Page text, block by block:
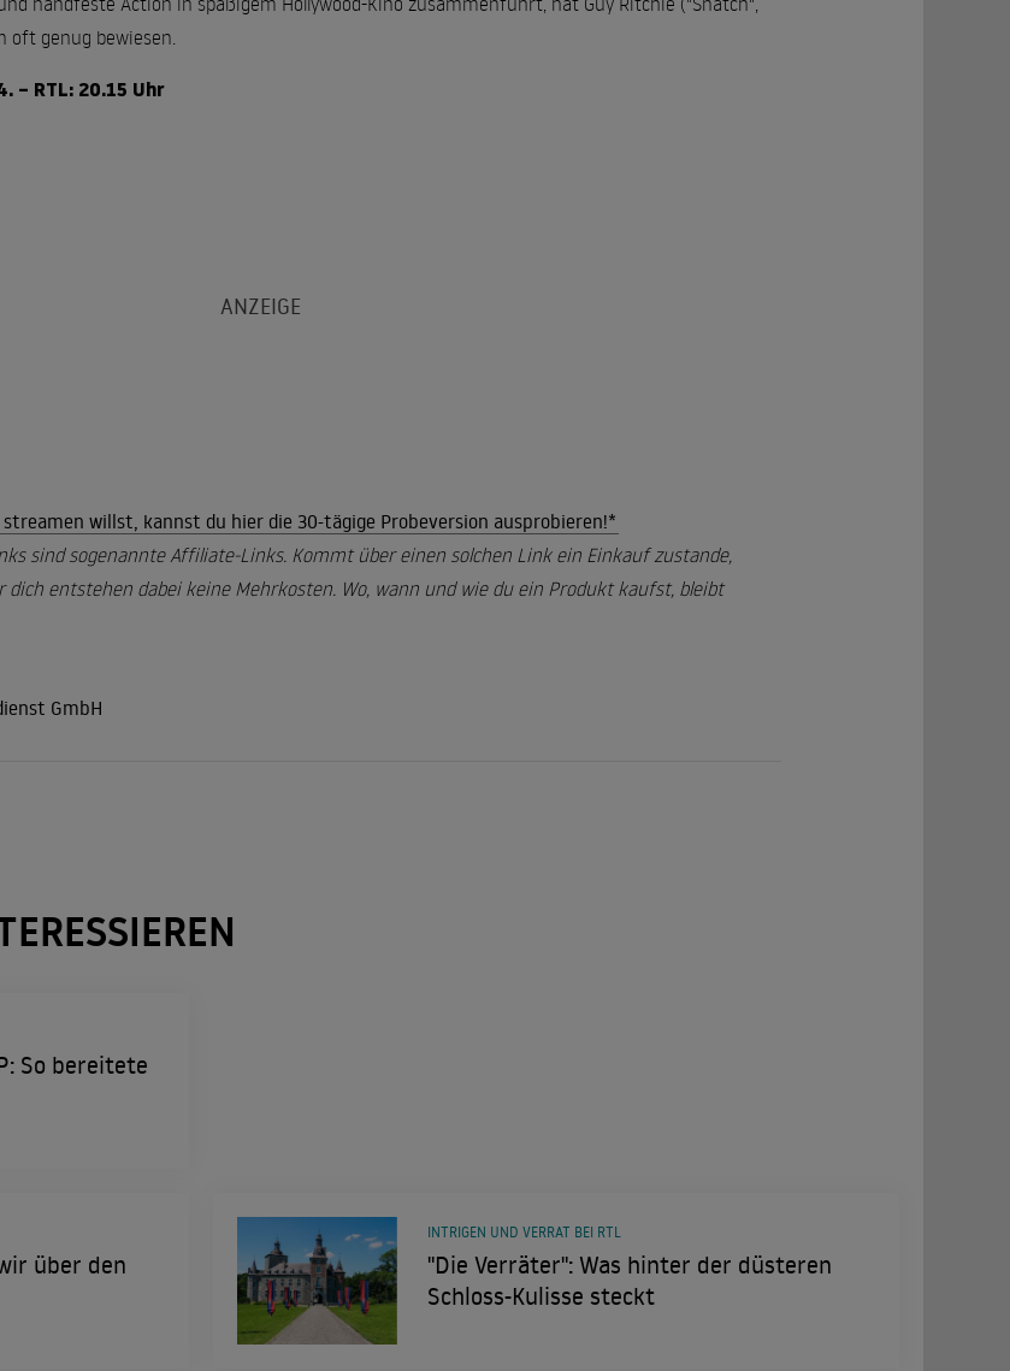
oft genug bewiesen.
– RTL: 20.15 Uhr
streamen willst, kannst du hier die 30-tägige Probeversion ausprobieren!*
sind sogenannte Affiliate-Links. Kommt über einen solchen Link ein Einkauf zustande,
dich entstehen dabei keine Mehrkosten. Wo, wann und wie du ein Produkt kaufst, bleibt
GmbH
So bereitete
über den
"Die Verräter": Was hinter der düsteren
Schloss-Kulisse steckt
INTRIGEN UND VERRAT BEI RTL